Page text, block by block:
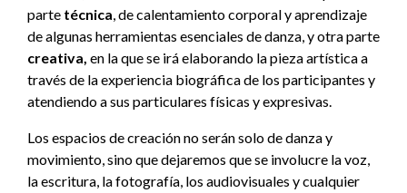
parte técnica, de calentamiento corporal y aprendizaje
de algunas herramientas esenciales de danza, y otra parte
creativa, en la que se irá elaborando la pieza artística a
través de la experiencia biográfica de los participantes y
atendiendo a sus particulares físicas y expresivas.
Los espacios de creación no serán solo de danza y
movimiento, sino que dejaremos que se involucre la voz,
la escritura, la fotografía, los audiovisuales y cualquier